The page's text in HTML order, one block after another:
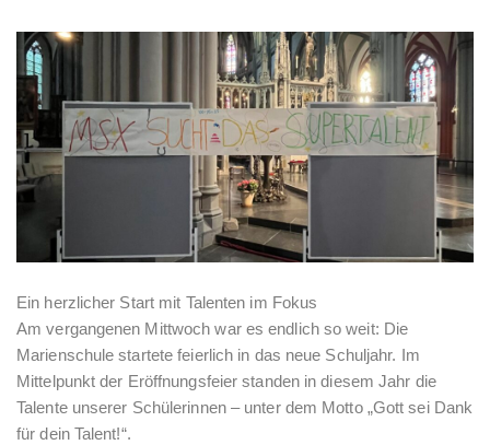
Ein herzlicher Start mit Talenten im Fokus
Am vergangenen Mittwoch war es endlich so weit: Die
Marienschule startete feierlich in das neue Schuljahr. Im
Mittelpunkt der Eröffnungsfeier standen in diesem Jahr die
Talente unserer Schülerinnen – unter dem Motto „Gott sei Dank
für dein Talent!“.